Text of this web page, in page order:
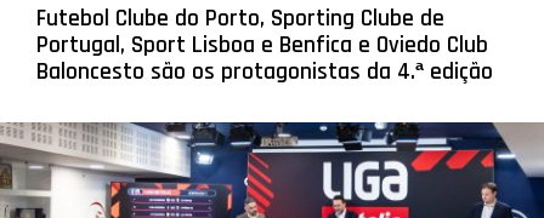
Futebol Clube do Porto, Sporting Clube de
Portugal, Sport Lisboa e Benfica e Oviedo Club
Baloncesto são os protagonistas da 4.ª edição